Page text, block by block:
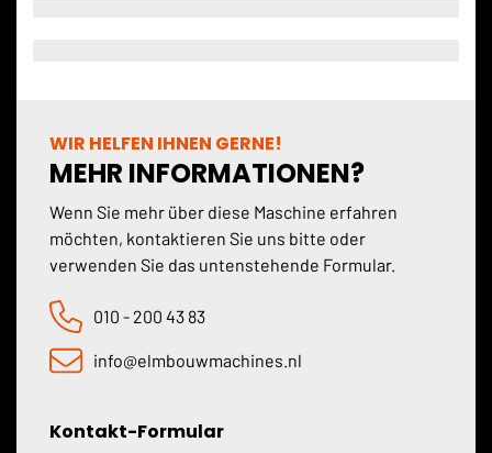
WIR HELFEN IHNEN GERNE!
MEHR INFORMATIONEN?
Wenn Sie mehr über diese Maschine erfahren
möchten, kontaktieren Sie uns bitte oder
verwenden Sie das untenstehende Formular.
010 - 200 43 83
info@elmbouwmachines.nl
Kontakt-Formular